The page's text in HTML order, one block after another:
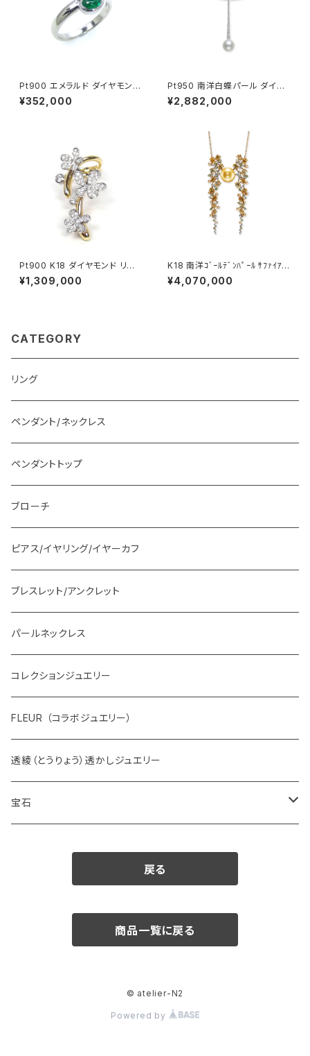
Pt900 エメラルド ダイヤモンド
リング
¥352,000
Pt950 南洋白蝶パール ダイヤ
モンド ネックレス
¥2,882,000
Pt900 K18 ダイヤモンド リン
グ
¥1,309,000
K18 南洋ｺﾞｰﾙﾃﾞﾝﾊﾟｰﾙ ｻﾌｧｲｱ ﾐ
ﾝﾄｶﾞｰﾈｯﾄ ﾀﾞｲﾔﾓﾝﾄﾞ ﾍﾟﾝﾀﾞﾝﾄﾈｯ
ｸﾚｽ
¥4,070,000
CATEGORY
リング
ペンダント/ネックレス
ペンダントトップ
ブローチ
ピアス/イヤリング/イヤーカフ
ブレスレット/アンクレット
パールネックレス
コレクションジュエリー
FLEUR （コラボジュエリー）
透綾（とうりょう）透かしジュエリー
宝石
カラーストーン
戻る
商品一覧に戻る
© atelier-N2
Powered by